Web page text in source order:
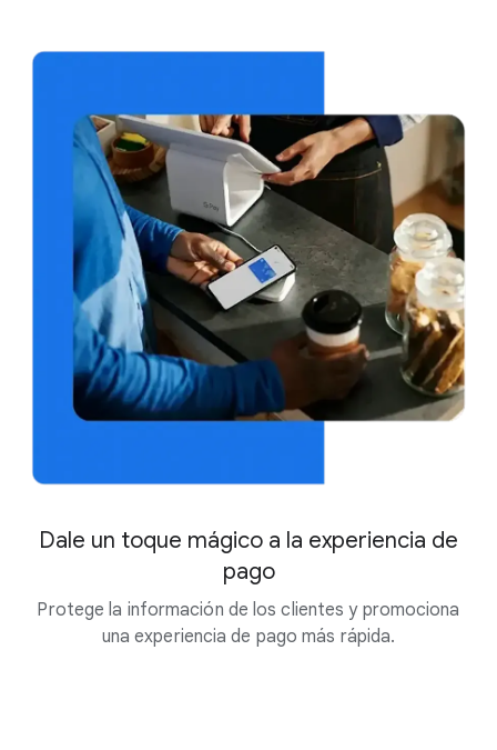
Dale un toque mágico a la experiencia de
pago
Protege la información de los clientes y promociona
una experiencia de pago más rápida.